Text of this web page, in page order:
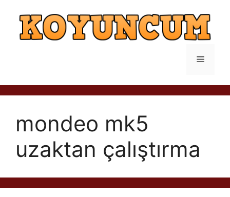
Menü
mondeo mk5
uzaktan çalıştırma